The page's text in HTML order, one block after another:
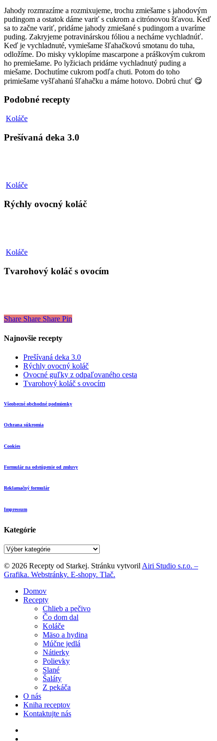
Jahody rozmrazíme a rozmixujeme, trochu zmiešame s jahodovým
pudingom a ostatok dáme variť s cukrom a citrónovou šťavou. Keď
sa to začne variť, pridáme jahody zmiešané s pudingom a uvaríme
puding. Zakryjeme potravinárskou fóliou a necháme vychladnúť.
Keď je vychladnuté, vymiešame šľahačkovú smotanu do tuha,
odložíme. Do misky vyklopíme mascarpone a práškovým cukrom
ho premiešame. Po lyžiciach pridáme vychladnutý puding a
miešame. Dochutíme cukrom podľa chuti. Potom do toho
primiešame vyšľahanú šľahačku a máme hotovo. Dobrú chuť 😋
Podobné recepty
KoláčePrešívaná
3.0
Prešívaná deka 3.0
KoláčeRýchly
koláč
Rýchly ovocný koláč
KoláčeTvarohový
s
ovocím
Tvarohový koláč s ovocím
Share Share Share Pin
Najnovšie recepty
Prešívaná deka 3.0
Rýchly ovocný koláč
Ovocné guľky z odpaľovaného cesta
Tvarohový koláč s ovocím
Všeobecné obchodné podmienky
Ochrana súkromia
Cookies
Formulár na odstúpenie od zmluvy
Reklamačný formulár
Impressum
Kategórie
Kategórie
© 2026 Recepty od Starkej. Stránku vytvoril Airi Studio s.r.o. –
Grafika. Webstránky. E-shopy. Tlač.
Close
Menu
Domov
Recepty
Chlieb a pečivo
Čo dom dal
Koláče
Mäso a hydina
Múčne jedlá
Nátierky
Polievky
Slané
Šaláty
Z pekáča
O nás
Kniha receptov
Kontaktujte nás